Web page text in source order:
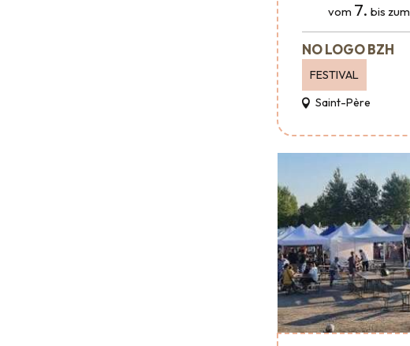
vom 7. bis zum
NO LOGO BZH
FESTIVAL
Saint-Père